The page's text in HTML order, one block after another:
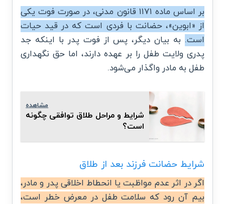
بر اساس ماده ۱۱۷۱ قانون مدنی، در صورت فوت یکی
از «ابوین»، حضانت با فردی است که در قید حیات
است. به بیان دیگر، پس از فوت پدر با اینکه جد
پدری ولایت طفل را بر عهده دارند، اما حق نگهداری
طفل به مادر واگذار می‌شود.
مشاهده
شرایط و مراحل طلاق توافقی چگونه
است؟
شرایط حضانت فرزند بعد از طلاق
اگر در اثر عدم مواظبت یا انحطاط اخلاقی پدر و مادر،
بیم آن رود که سلامت طفل در معرض خطر است،